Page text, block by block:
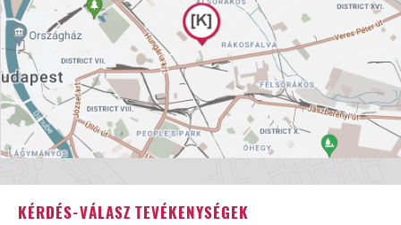
KÉRDÉS-VÁLASZ TEVÉKENYSÉGEK